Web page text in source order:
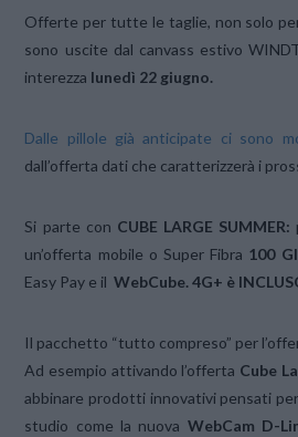
Offerte per tutte le taglie, non solo
sono uscite dal canvass estivo
interezza lunedì 22 giugno.
Dalle pillole già anticipate ci sono
dall’offerta dati che caratterizzerà i
Si parte con CUBE LARGE SUMMER:
un’offerta mobile o Super Fibra 100
Easy Pay e ilWebCube. 4G+ è
Il pacchetto “tutto compreso” per
Ad esempio attivando l’offerta Cube
abbinare prodotti innovativi pensati
studio come la nuova WebCam D-